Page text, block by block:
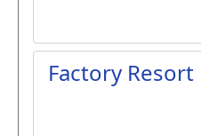
Factory Resort